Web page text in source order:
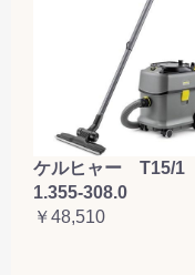
ケルヒャー T15/1
1.355-308.0
￥48,510